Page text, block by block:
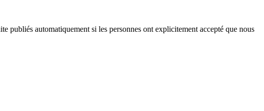
publiés automatiquement si les personnes ont explicitement accepté que nous